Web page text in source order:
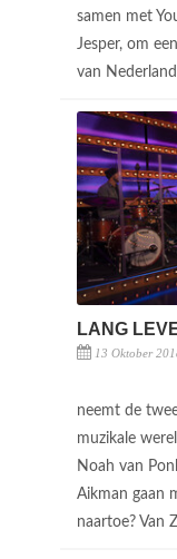
samen met
Jesper, om
van
LANG
13 Oktober
neemt de
muzikale
Noah van
Aikman gaan
naartoe? Van